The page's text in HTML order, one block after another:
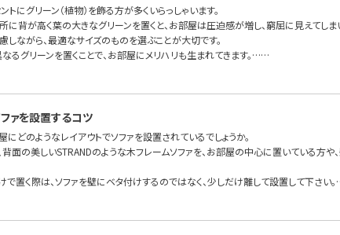
トにグリーン（植物）を飾る方が多くいらっしゃいます。
に背が高く葉の大きなグリーンを置くと、お部屋は圧迫感が増し、窮屈に見えてしま
しながら、最適なサイズのものを選ぶことが大切です。
るグリーンを置くことで、お部屋にメリハリも生まれてきます。……
ァを設置するコツ
にどのようなレイアウトでソファを設置されているでしょうか。
背面の美しいSTRANDのような木フレームソファを、お部屋の中心に置いている方
で置く際は、ソファを壁にベタ付けするのではなく、少しだけ離して設置して下さい